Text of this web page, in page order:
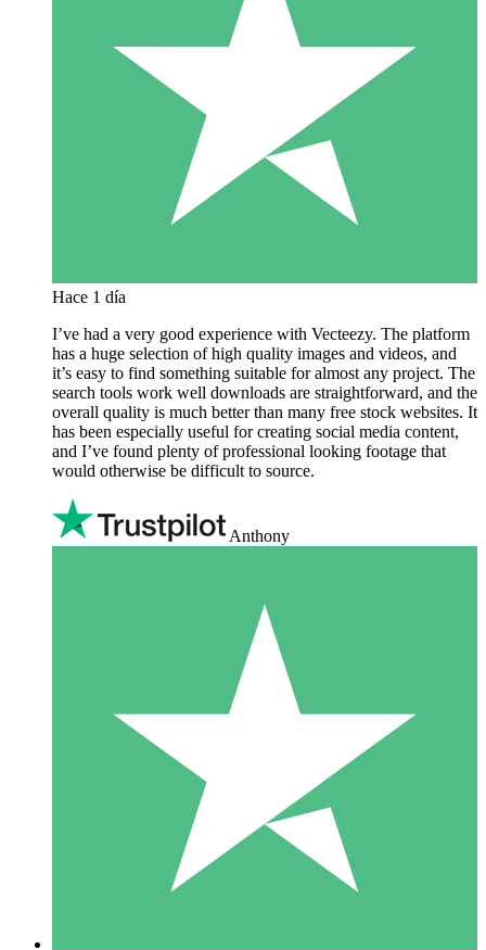
Hace 1 día
I’ve had a very good experience with Vecteezy. The platform
has a huge selection of high quality images and videos, and
it’s easy to find something suitable for almost any project. The
search tools work well downloads are straightforward, and the
overall quality is much better than many free stock websites. It
has been especially useful for creating social media content,
and I’ve found plenty of professional looking footage that
would otherwise be difficult to source.
Anthony